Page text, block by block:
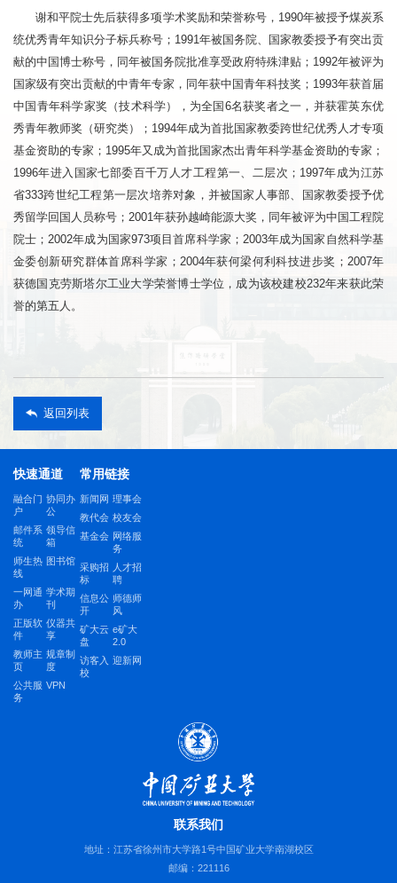
谢和平院士先后获得多项学术奖励和荣誉称号，1990年被授予煤炭系
统优秀青年知识分子标兵称号；1991年被国务院、国家教委授予有突出贡
献的中国博士称号，同年被国务院批准享受政府特殊津贴；1992年被评为
国家级有突出贡献的中青年专家，同年获中国青年科技奖；1993年获首届
中国青年科学家奖（技术科学），为全国6名获奖者之一，并获霍英东优
秀青年教师奖（研究类）；1994年成为首批国家教委跨世纪优秀人才专项
基金资助的专家；1995年又成为首批国家杰出青年科学基金资助的专家；
1996年进入国家七部委百千万人才工程第一、二层次；1997年成为江苏
省333跨世纪工程第一层次培养对象，并被国家人事部、国家教委授予优
秀留学回国人员称号；2001年获孙越崎能源大奖，同年被评为中国工程院
院士；2002年成为国家973项目首席科学家；2003年成为国家自然科学基
金委创新研究群体首席科学家；2004年获何梁何利科技进步奖；2007年
获德国克劳斯塔尔工业大学荣誉博士学位，成为该校建校232年来获此荣
誉的第五人。
返回列表
快速通道
融合门
户
协同办
公
邮件系
统
领导信
箱
师生热
线
图书馆
一网通
办
学术期
刊
正版软
件
仪器共
享
教师主
页
规章制
度
公共服
务
VPN
常用链接
新闻网 理事会
教代会 校友会
基金会 网络服
务
采购招
标
人才招
聘
信息公
开
师德师
风
矿大云
盘
e矿大
2.0
访客入
校
迎新网
联系我们
地址：江苏省徐州市大学路1号中国矿业大学南湖校区
邮编：221116